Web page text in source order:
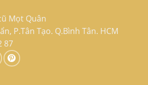
Mọt Quân
P.Tân Tạo. Q.Bình Tân. HCM
87